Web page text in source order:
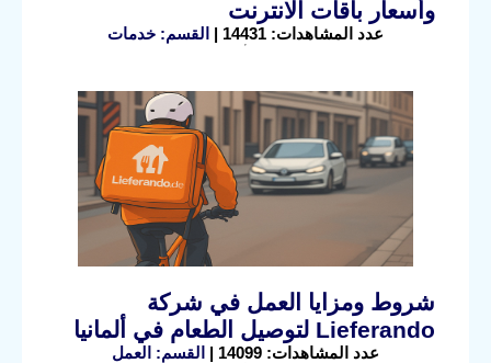
وأسعار باقات الانترنت
عدد المشاهدات: 14431 | القسم: خدمات
شروط ومزايا العمل في شركة
Lieferando لتوصيل الطعام في ألمانيا
عدد المشاهدات: 14099 | القسم: العمل